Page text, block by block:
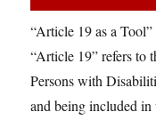
“Article 19 as a
“Article 19” refers to
Persons with
and being included